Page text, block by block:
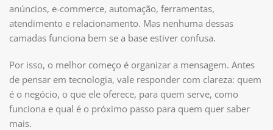
anúncios, e-commerce, automação, ferramentas,
atendimento e relacionamento. Mas nenhuma dessas
camadas funciona bem se a base estiver confusa.
Por isso, o melhor começo é organizar a mensagem. Antes
de pensar em tecnologia, vale responder com clareza: quem
é o negócio, o que ele oferece, para quem serve, como
funciona e qual é o próximo passo para quem quer saber
mais.